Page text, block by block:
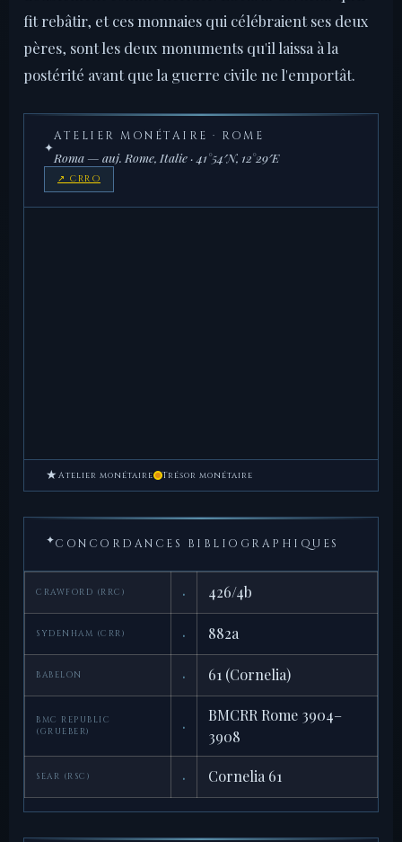
fit rebâtir, et ces monnaies qui célébraient ses deux
pères, sont les deux monuments qu'il laissa à la
postérité avant que la guerre civile ne l'emportât.
✦
ATELIER MONÉTAIRE · ROME
Roma — auj. Rome, Italie · 41°54′N, 12°29′E
↗ CRRO
★ Atelier monétaire Trésor monétaire
✦CONCORDANCES BIBLIOGRAPHIQUES
CRAWFORD (RRC) · 426/4b
SYDENHAM (CRR) · 882a
BABELON · 61 (Cornelia)
BMC REPUBLIC
(GRUEBER)
·
BMCRR Rome 3904–
3908
SEAR (RSC) · Cornelia 61